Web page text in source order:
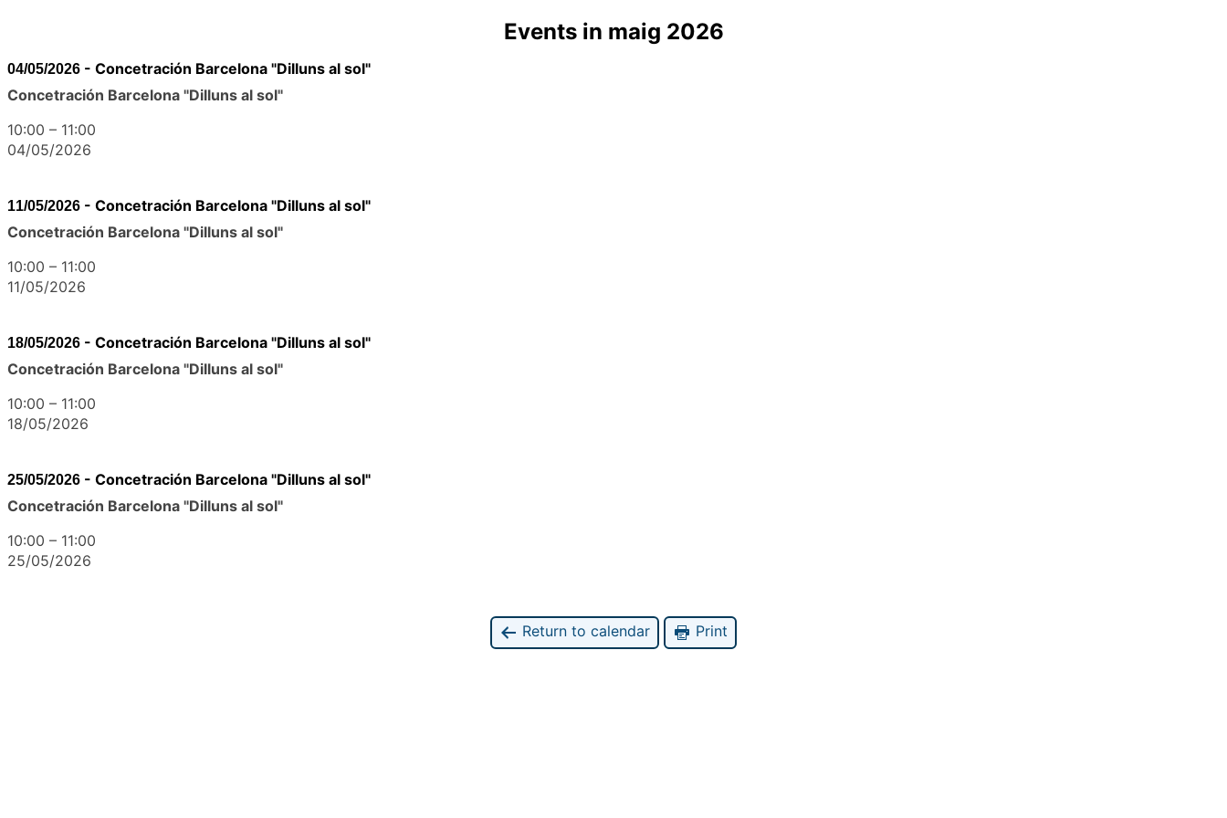
Events in maig 2026
04/05/2026 - Concetración Barcelona "Dilluns al sol"
Concetración Barcelona "Dilluns al sol"
10:00 – 11:00
04/05/2026
11/05/2026 - Concetración Barcelona "Dilluns al sol"
Concetración Barcelona "Dilluns al sol"
10:00 – 11:00
11/05/2026
18/05/2026 - Concetración Barcelona "Dilluns al sol"
Concetración Barcelona "Dilluns al sol"
10:00 – 11:00
18/05/2026
25/05/2026 - Concetración Barcelona "Dilluns al sol"
Concetración Barcelona "Dilluns al sol"
10:00 – 11:00
25/05/2026
Return to calendar Print